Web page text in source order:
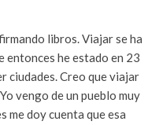
libros. Viajar se ha
entonces he estado en 23
ciudades. Creo que viajar
vengo de un pueblo muy
me doy cuenta que esa